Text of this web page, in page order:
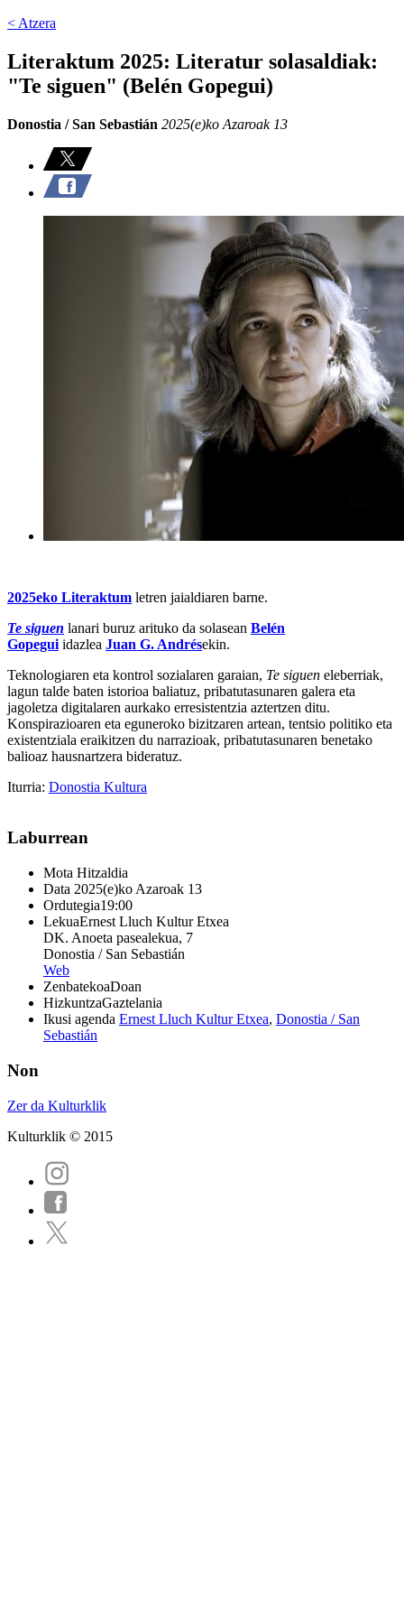
< Atzera
Literaktum 2025: Literatur solasaldiak:
"Te siguen" (Belén Gopegui)
Donostia / San Sebastián 2025(e)ko Azaroak 13
2025eko Literaktum letren jaialdiaren barne.
Te siguen lanari buruz arituko da solasean Belén
Gopegui idazlea Juan G. Andrésekin.
Teknologiaren eta kontrol sozialaren garaian, Te siguen eleberriak,
lagun talde baten istorioa baliatuz, pribatutasunaren galera eta
jagoletza digitalaren aurkako erresistentzia aztertzen ditu.
Konspirazioaren eta eguneroko bizitzaren artean, tentsio politiko eta
existentziala eraikitzen du narrazioak, pribatutasunaren benetako
balioaz hausnartzera bideratuz.
Iturria: Donostia Kultura
Laburrean
Mota Hitzaldia
Data 2025(e)ko Azaroak 13
Ordutegia19:00
LekuaErnest Lluch Kultur Etxea
DK. Anoeta pasealekua, 7
Donostia / San Sebastián
Web
ZenbatekoaDoan
HizkuntzaGaztelania
Ikusi agenda Ernest Lluch Kultur Etxea, Donostia / San
Sebastián
Non
Zer da Kulturklik
Kulturklik © 2015